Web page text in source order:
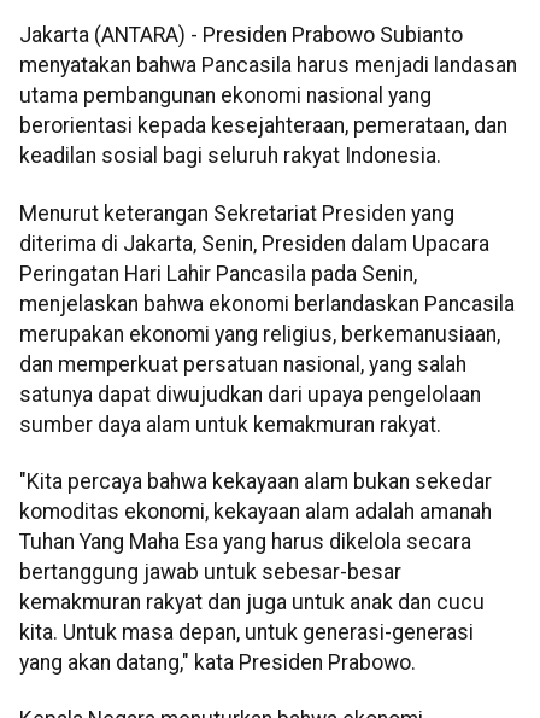
Jakarta (ANTARA) - Presiden Prabowo Subianto
menyatakan bahwa Pancasila harus menjadi landasan
utama pembangunan ekonomi nasional yang
berorientasi kepada kesejahteraan, pemerataan, dan
keadilan sosial bagi seluruh rakyat Indonesia.
Menurut keterangan Sekretariat Presiden yang
diterima di Jakarta, Senin, Presiden dalam Upacara
Peringatan Hari Lahir Pancasila pada Senin,
menjelaskan bahwa ekonomi berlandaskan Pancasila
merupakan ekonomi yang religius, berkemanusiaan,
dan memperkuat persatuan nasional, yang salah
satunya dapat diwujudkan dari upaya pengelolaan
sumber daya alam untuk kemakmuran rakyat.
"Kita percaya bahwa kekayaan alam bukan sekedar
komoditas ekonomi, kekayaan alam adalah amanah
Tuhan Yang Maha Esa yang harus dikelola secara
bertanggung jawab untuk sebesar-besar
kemakmuran rakyat dan juga untuk anak dan cucu
kita. Untuk masa depan, untuk generasi-generasi
yang akan datang," kata Presiden Prabowo.